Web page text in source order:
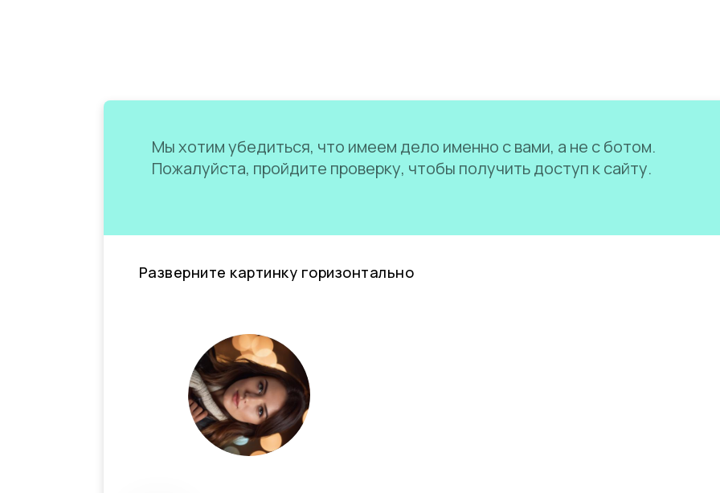
Мы хотим убедиться, что имеем дело именно с вами, а не с ботом.
Пожалуйста, пройдите проверку, чтобы получить доступ к сайту.
Разверните картинку горизонтально